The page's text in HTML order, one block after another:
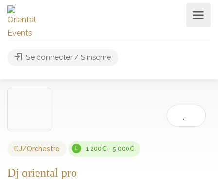
Se connecter / S'inscrire
DJ/Orchestre 1 200€ - 5 000€
Dj oriental pro